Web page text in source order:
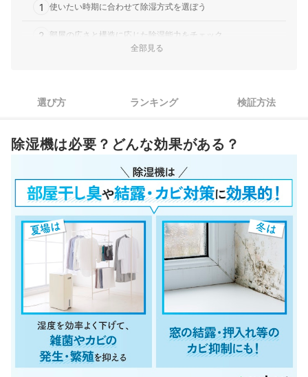
1 使いたい時期に合わせて除湿方式を選ぼう
2 部屋の広さと構造に応じた除湿能力をチェック
4 やすさもチェック
売れ筋の人気除湿機全27商品を徹底比較！
除湿機の売れ筋ランキングもチェック！
全部見る
選び方 ランキング 検証方法
除湿機は必要？どんな効果がある？